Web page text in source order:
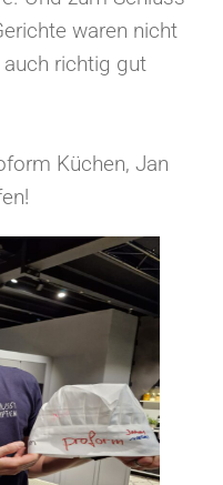
waren nicht
richtig gut
Küchen, Jan